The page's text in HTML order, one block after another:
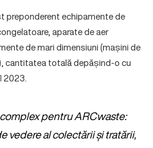
preponderent echipamente de
aparate de aer
de mari dimensiuni (mașini de
cantitatea totală depășind-o cu
2023.
pentru ARCwaste:
vedere al colectării și tratării,